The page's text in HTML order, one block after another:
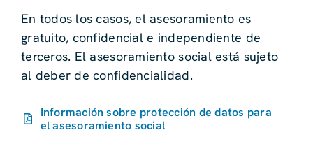
En todos los casos, el asesoramiento es
gratuito, confidencial e independiente de
terceros. El asesoramiento social está sujeto
al deber de confidencialidad.
Información sobre protección de datos para
el asesoramiento social